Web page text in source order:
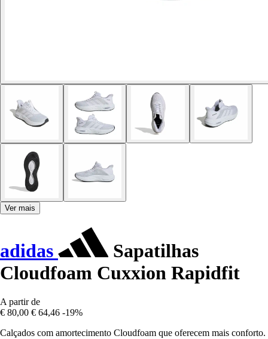
Ver mais
adidas
Sapatilhas
Cloudfoam Cuxxion Rapidfit
A partir de
€ 80,00 € 64,46 -19%
Calçados com amortecimento Cloudfoam que oferecem mais conforto.